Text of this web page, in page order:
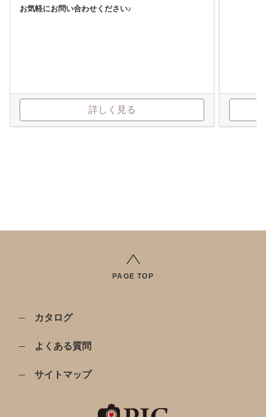
お気軽にお問い合わせください♪
詳しく見る
PAGE TOP
カタログ
よくある質問
サイトマップ